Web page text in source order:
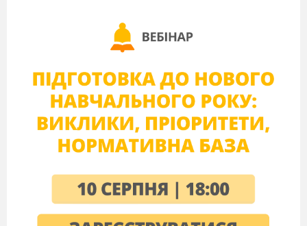
Серйозний, як усі Котигорошки,
ти на питання це подумав трошки